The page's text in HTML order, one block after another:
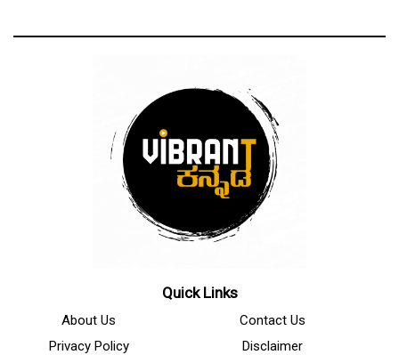
Quick Links
About Us
Contact Us
Privacy Policy
Disclaimer